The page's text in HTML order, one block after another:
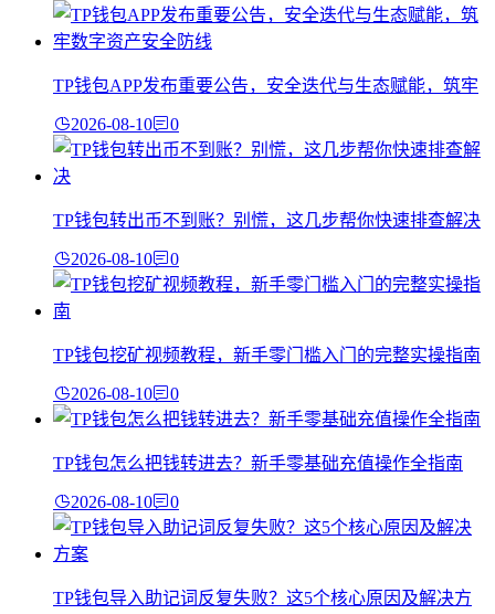
TP钱包APP发布重要公告，安全迭代与生态赋能，筑牢
2026-08-10 0
TP钱包转出币不到账？别慌，这几步帮你快速排查解决
2026-08-10 0
TP钱包挖矿视频教程，新手零门槛入门的完整实操指南
2026-08-10 0
TP钱包怎么把钱转进去？新手零基础充值操作全指南
2026-08-10 0
TP钱包导入助记词反复失败？这5个核心原因及解决方